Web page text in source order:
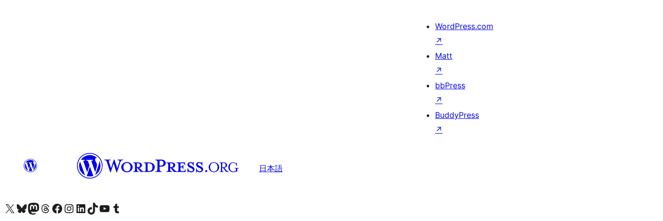
WordPress.com
↗
Matt
↗
bbPress
↗
BuddyPress
↗
日本語
X (旧 Twitter) アカウントへBluesky アカウントへMastodon アカウントへThreads アカウントへ Facebook ページへInstagram アカウントへ LinkedIn アカウントへTikTok アカウントへYouTube チャンネルへ Tumblr アカウントへ